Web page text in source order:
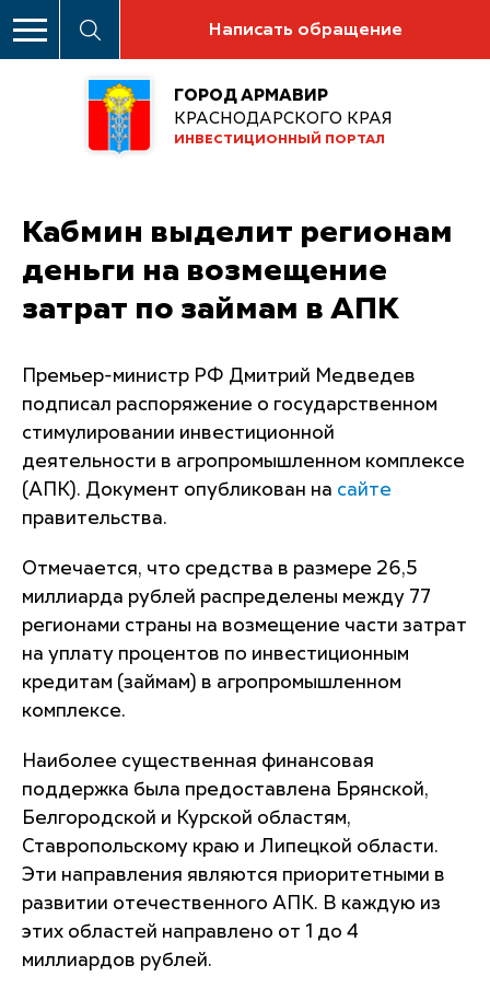
Написать обращение
ГОРОД АРМАВИР
КРАСНОДАРСКОГО КРАЯ
ИНВЕСТИЦИОННЫЙ ПОРТАЛ
Кабмин выделит регионам
деньги на возмещение
затрат по займам в АПК
Премьер-министр РФ Дмитрий Медведев
подписал распоряжение о государственном
стимулировании инвестиционной
деятельности в агропромышленном комплексе
(АПК). Документ опубликован на сайте
правительства.
Отмечается, что средства в размере 26,5
миллиарда рублей распределены между 77
регионами страны на возмещение части затрат
на уплату процентов по инвестиционным
кредитам (займам) в агропромышленном
комплексе.
Наиболее существенная финансовая
поддержка была предоставлена Брянской,
Белгородской и Курской областям,
Ставропольскому краю и Липецкой области.
Эти направления являются приоритетными в
развитии отечественного АПК. В каждую из
этих областей направлено от 1 до 4
миллиардов рублей.